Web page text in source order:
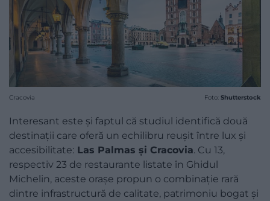
Cracovia Foto: Shutterstock
Interesant este și faptul că studiul identifică două
destinații care oferă un echilibru reușit între lux și
accesibilitate: Las Palmas și Cracovia. Cu 13,
respectiv 23 de restaurante listate în Ghidul
Michelin, aceste orașe propun o combinație rară
dintre infrastructură de calitate, patrimoniu bogat și